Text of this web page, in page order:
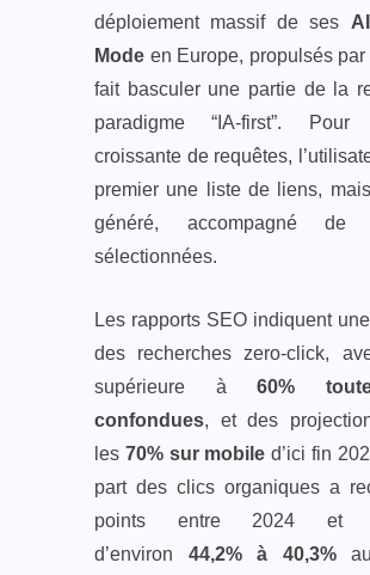
déploiement massif de ses
Mode en Europe, propulsés
fait basculer une partie de la
paradigme “IA‑first”.
croissante de requêtes,
premier une liste de liens,
généré, accompagné de
sélectionnées.
Les rapports SEO indiquent
des recherches zero‑click,
supérieure à 60%
confondues, et des
les 70% sur mobile d’ici fin
part des clics organiques a
points entre 2024 et
d’environ 44,2% à 40,3%